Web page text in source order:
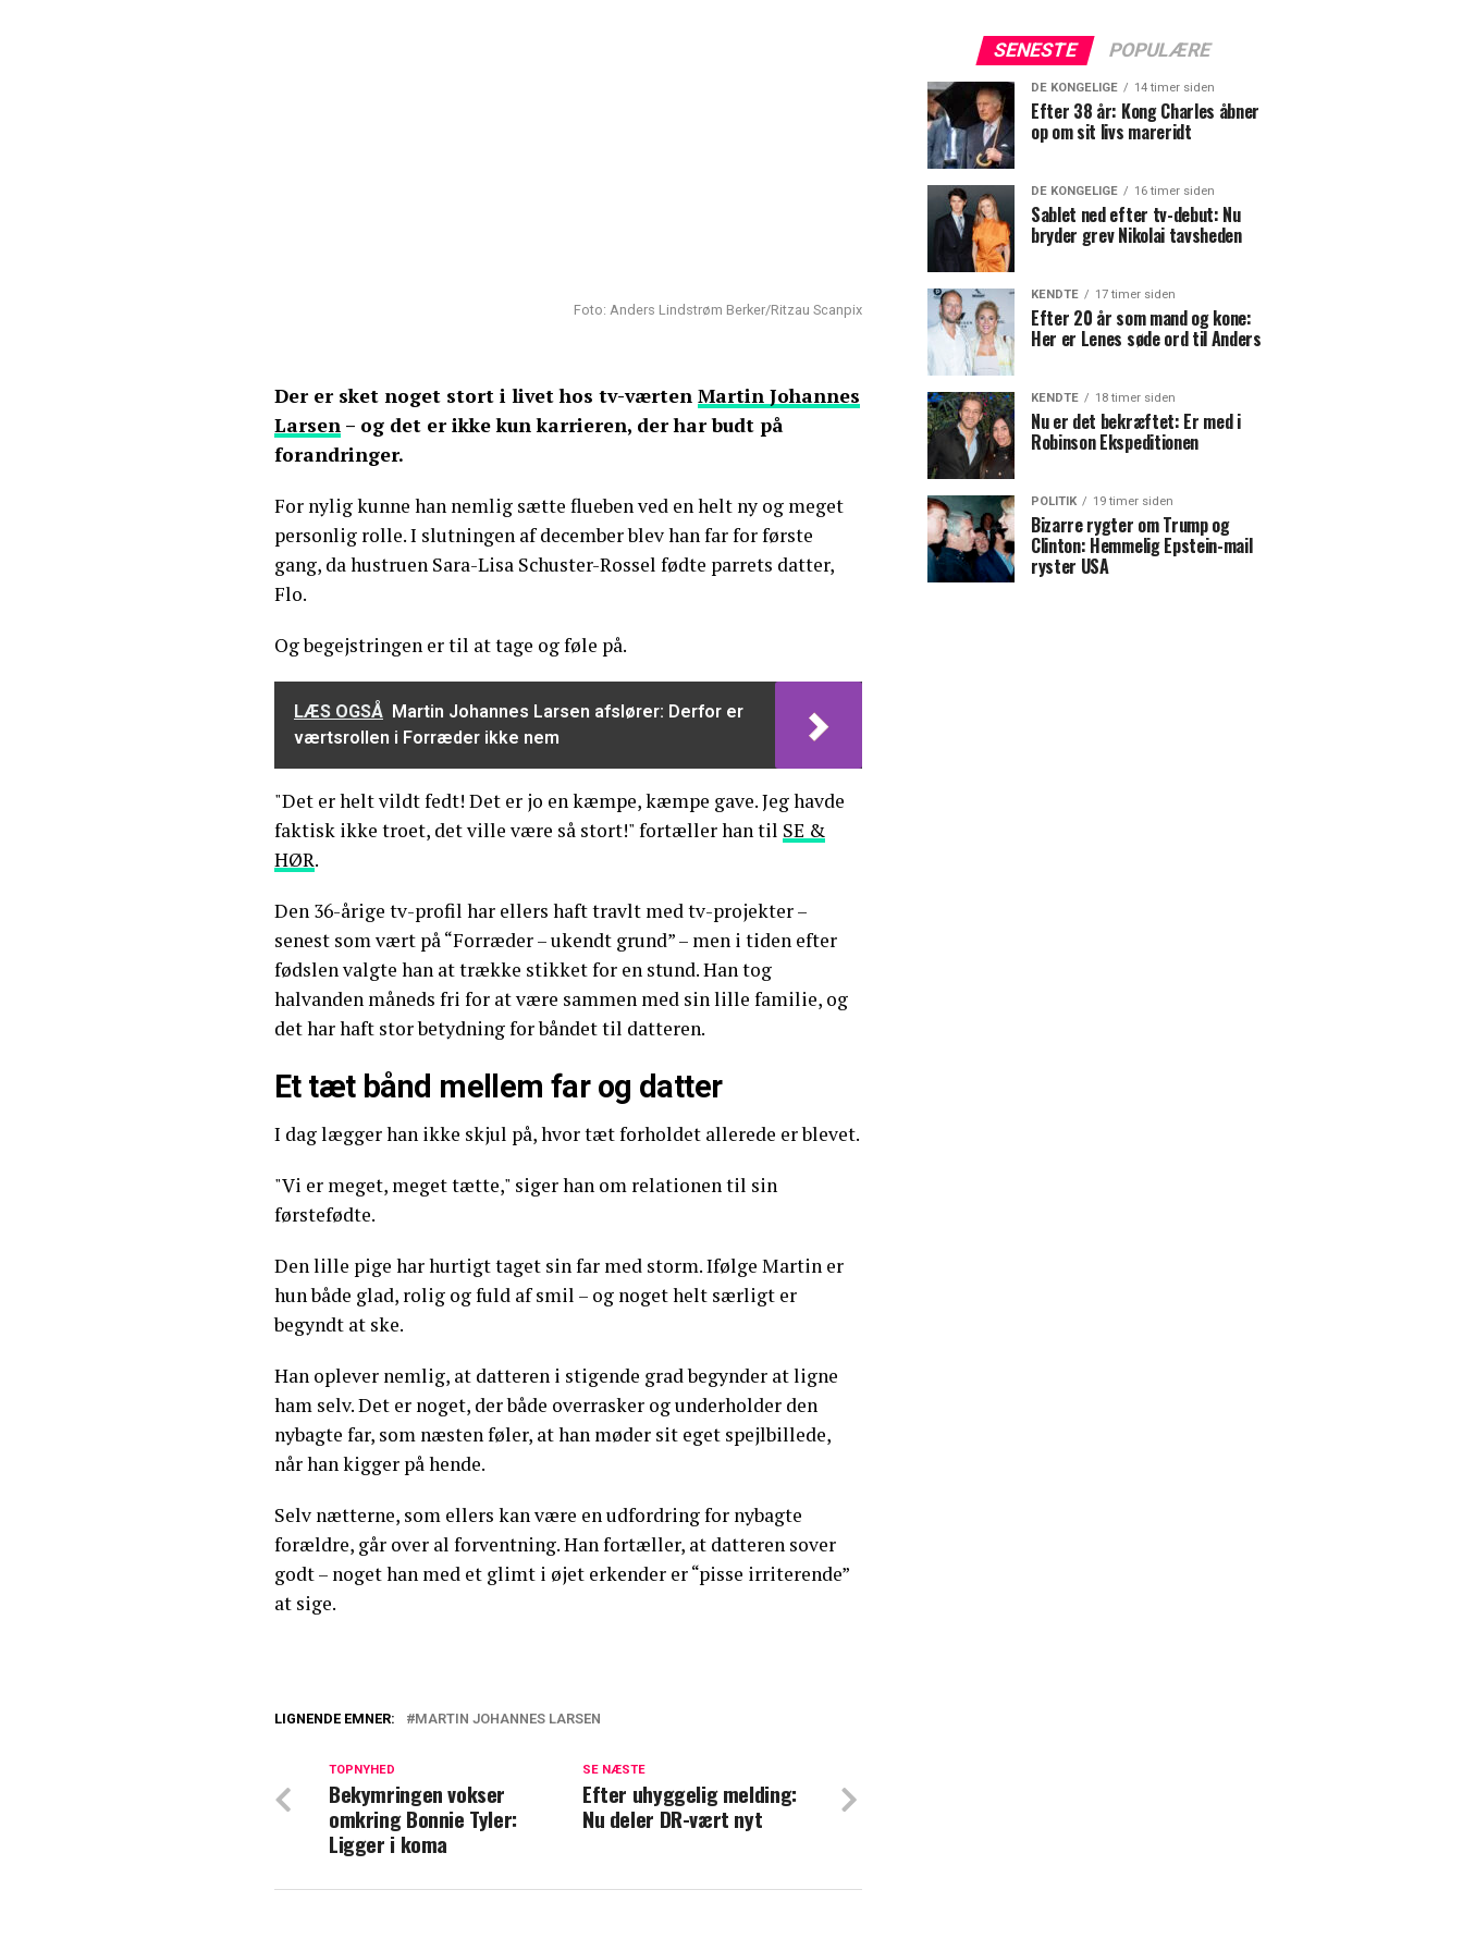
Foto: Anders Lindstrøm Berker/Ritzau Scanpix
Der er sket noget stort i livet hos tv-værten Martin Johannes
Larsen – og det er ikke kun karrieren, der har budt på
forandringer.
For nylig kunne han nemlig sætte flueben ved en helt ny og meget
personlig rolle. I slutningen af december blev han far for første
gang, da hustruen Sara-Lisa Schuster-Rossel fødte parrets datter,
Flo.
Og begejstringen er til at tage og føle på.
LÆS OGSÅ Martin Johannes Larsen afslører: Derfor er
værtsrollen i Forræder ikke nem
"Det er helt vildt fedt! Det er jo en kæmpe, kæmpe gave. Jeg havde
faktisk ikke troet, det ville være så stort!" fortæller han til SE &
HØR.
Den 36-årige tv-profil har ellers haft travlt med tv-projekter –
senest som vært på “Forræder – ukendt grund” – men i tiden efter
fødslen valgte han at trække stikket for en stund. Han tog
halvanden måneds fri for at være sammen med sin lille familie, og
det har haft stor betydning for båndet til datteren.
Et tæt bånd mellem far og datter
I dag lægger han ikke skjul på, hvor tæt forholdet allerede er blevet.
"Vi er meget, meget tætte," siger han om relationen til sin
førstefødte.
Den lille pige har hurtigt taget sin far med storm. Ifølge Martin er
hun både glad, rolig og fuld af smil – og noget helt særligt er
begyndt at ske.
Han oplever nemlig, at datteren i stigende grad begynder at ligne
ham selv. Det er noget, der både overrasker og underholder den
nybagte far, som næsten føler, at han møder sit eget spejlbillede,
når han kigger på hende.
Selv nætterne, som ellers kan være en udfordring for nybagte
forældre, går over al forventning. Han fortæller, at datteren sover
godt – noget han med et glimt i øjet erkender er “pisse irriterende”
at sige.
komme hjem til jul
Martin Johannes Larsen står ved sit ord: Farver sit hår i
vanvittig farve
LIGNENDE EMNER: MARTIN JOHANNES LARSEN
SE NÆSTE
Efter uhyggelig melding:
Nu deler DR-vært nyt
TOPNYHED
Bekymringen vokser
omkring Bonnie Tyler:
Ligger i koma
SENESTE POPULÆRE
DE KONGELIGE 14 timer siden
Efter 38 år: Kong Charles åbner
op om sit livs mareridt
DE KONGELIGE 16 timer siden
Sablet ned efter tv-debut: Nu
bryder grev Nikolai tavsheden
KENDTE 17 timer siden
Efter 20 år som mand og kone:
Her er Lenes søde ord til Anders
KENDTE 18 timer siden
Nu er det bekræftet: Er med i
Robinson Ekspeditionen
POLITIK 19 timer siden
Bizarre rygter om Trump og
Clinton: Hemmelig Epstein-mail
ryster USA